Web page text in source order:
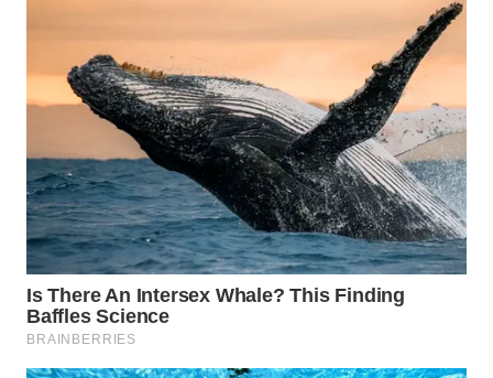
NATUNA
BINTAN
WN
MANDALIKA
WN
LIKUPANG